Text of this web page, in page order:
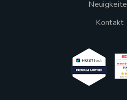
Kontakt